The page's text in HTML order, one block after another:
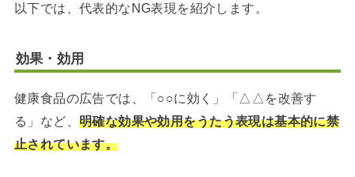
以下では、代表的なNG表現を紹介します。
効果・効用
健康食品の広告では、「○○に効く」「△△を改善す
る」など、 明確な効果や効用をうたう表現は基本的に禁
止されています。